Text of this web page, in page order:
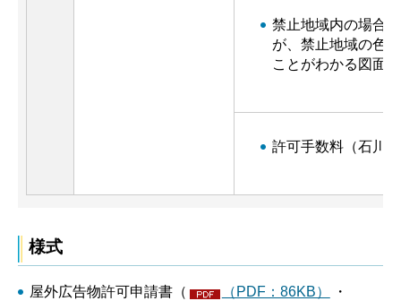
禁止地域内の場合
が、禁止地域の色
ことがわかる図面
許可手数料（石川
様式
屋外広告物許可申請書（ （PDF：86KB）
・